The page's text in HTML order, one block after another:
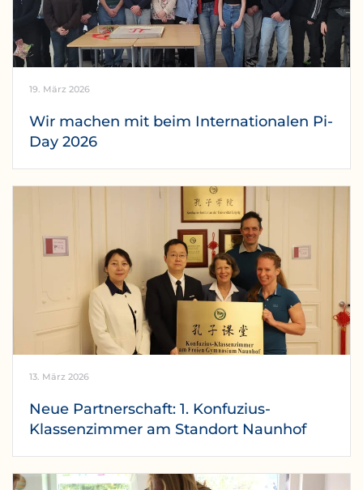
19. März 2026
Wir machen mit beim Internationalen Pi-
Day 2026
13. März 2026
Neue Partnerschaft: 1. Konfuzius-
Klassenzimmer am Standort Naunhof